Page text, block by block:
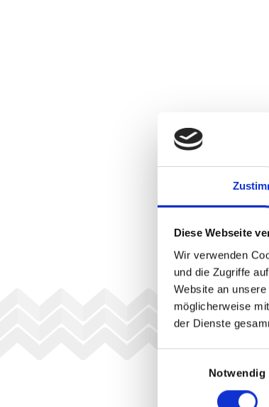
Diese Webseite
Wir verwenden
und die Zugriffe
Website an
möglicherweise
der Dienste
Notwendig